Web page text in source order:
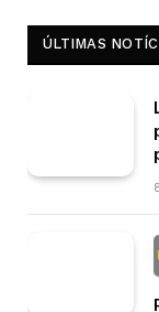
ÚLTIMAS